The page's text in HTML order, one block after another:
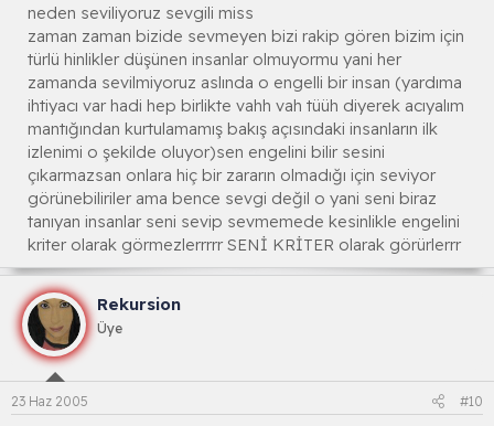
neden seviliyoruz sevgili miss
zaman zaman bizide sevmeyen bizi rakip gören bizim için
türlü hinlikler düşünen insanlar olmuyormu yani her
zamanda sevilmiyoruz aslında o engelli bir insan (yardıma
ihtiyacı var hadi hep birlikte vahh vah tüüh diyerek acıyalım
mantığından kurtulamamış bakış açısındaki insanların ilk
izlenimi o şekilde oluyor)sen engelini bilir sesini
çıkarmazsan onlara hiç bir zararın olmadığı için seviyor
görünebiliriler ama bence sevgi değil o yani seni biraz
tanıyan insanlar seni sevip sevmemede kesinlikle engelini
kriter olarak görmezlerrrrr SENİ KRİTER olarak görürlerrr
Rekursion
Üye
23 Haz 2005 #10